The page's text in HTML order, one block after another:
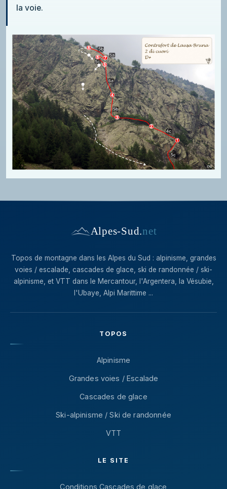
la voie.
Alpes-Sud.net
Topos de montagne dans les Alpes du Sud : alpinisme, grandes
voies / escalade, cascades de glace, ski de randonnée / ski-
alpinisme, et VTT dans le Mercantour, l'Argentera, la Vésubie,
l'Ubaye, Alpi Marittime ...
TOPOS
Alpinisme
Grandes voies / Escalade
Cascades de glace
Ski-alpinisme / Ski de randonnée
VTT
LE SITE
Conditions Cascades de glace